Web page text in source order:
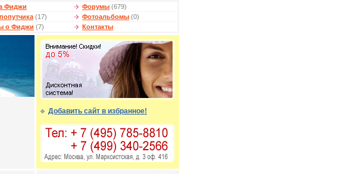
Фиджи Форумы (679)
(17) Фотоальбомы (0)
о Фиджи (7) Контакты
Добавить сайт в избранное!